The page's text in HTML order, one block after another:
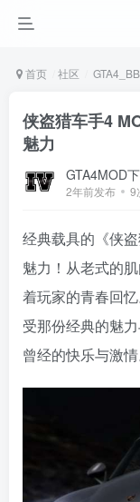
首页 社区
侠盗猎车手4
魅力
GTA4MOD
2年前发布 9
经典载具的《侠
魅力！从老式的
着玩家的青春回
受那份经典的魅
曾经的快乐与激情